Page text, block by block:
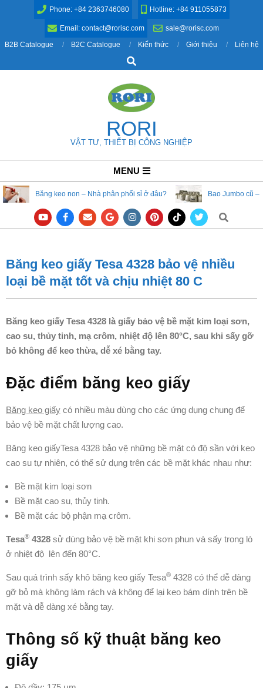
Phone: +84 2363746080 Hotline: +84 911055873
Email: contact@rorisc.com
sale@rorisc.com
B2B Catalogue
B2C Catalogue Kiến thức Giới thiệu
Liên hệ
Search
RORI
VẬT TƯ, THIẾT BỊ CÔNG NGHIỆP
Navigation
Menu
MENU
Băng keo non – Nhà phân phối sỉ ở đâu? Bao Jumbo cũ –
Search
Băng keo giấy Tesa 4328 bảo vệ nhiều
loại bề mặt tốt và chịu nhiệt 80 C
Băng keo giấy Tesa 4328 là giấy bảo vệ bề mặt kim loại sơn,
cao su, thủy tinh, mạ crôm, nhiệt độ lên 80°C, sau khi sấy gỡ
bỏ không để keo thừa, dễ xé bằng tay.
Đặc điểm băng keo giấy
Băng keo giấy có nhiều màu dùng cho các ứng dụng chung để
bảo vệ bề mặt chất lượng cao.
Băng keo giấyTesa 4328 bảo vệ những bề mặt có độ sần với keo
cao su tự nhiên, có thể sử dụng trên các bề mặt khác nhau như:
Bề mặt kim loại sơn
Bề mặt cao su, thủy tinh.
Bề mặt các bộ phận mạ crôm.
Tesa® 4328 sử dùng bảo vệ bề mặt khi sơn phun và sấy trong lò
ở nhiệt độ lên đến 80°C.
Sau quá trình sấy khô băng keo giấy Tesa® 4328 có thể dễ dàng
gỡ bỏ mà không làm rách và không để lại keo bám dính trên bề
mặt và dễ dàng xé bằng tay.
Thông số kỹ thuật băng keo
giấy